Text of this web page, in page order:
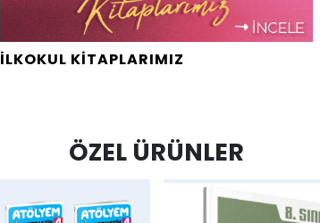
İLKOKUL KİTAPLARIMIZ
ÖZEL ÜRÜNLER